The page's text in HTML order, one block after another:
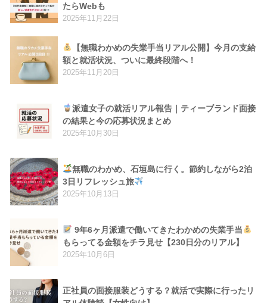
たらWebも
2025年11月22日
【無職わかめの失業手当リアル公開】今月の支給
額と就活状況、ついに最終段階へ！
2025年11月20日
派遣女子の就活リアル報告｜ティーブランド面接
の結果と今の応募状況まとめ
2025年10月30日
無職のわかめ、石垣島に行く。節約しながら2泊
3日リフレッシュ旅
2025年10月13日
9年6ヶ月派遣で働いてきたわかめの失業手当
もらってる金額をチラ見せ【230日分のリアル】
2025年10月6日
正社員の面接服装どうする？就活で実際に行ったリ